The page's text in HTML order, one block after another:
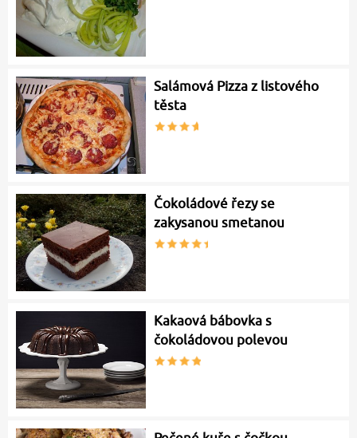
Salámová Pizza z listového
těsta
Čokoládové řezy se
zakysanou smetanou
Kakaová bábovka s
čokoládovou polevou